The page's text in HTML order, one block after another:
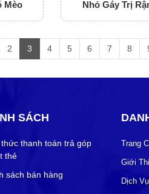
Mèo Nhỏ Gáy Trị
2 3 4 5 6 7 8
SÁCH
thanh toán trả góp
thẻ
sách bán hàng
Trang
Giới
Dịch Vụ